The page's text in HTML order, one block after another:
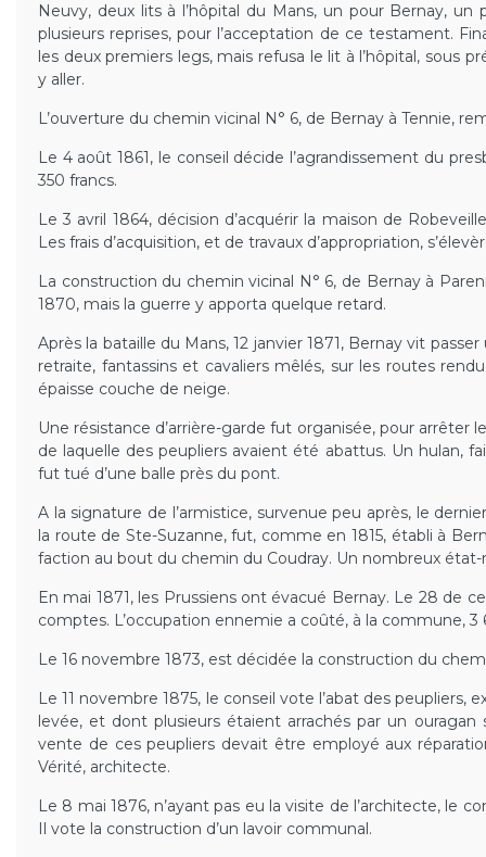
Neuvy, deux lits à l’hôpital du Mans, un pour Bernay, un
plusieurs reprises, pour l’acceptation de ce testament.
les deux premiers legs, mais refusa le lit à l’hôpital, sous
y aller.
L’ouverture du chemin vicinal N° 6, de Bernay à Tennie,
Le 4 août 1861, le conseil décide l’agrandissement du
350 francs.
Le 3 avril 1864, décision d’acquérir la maison de
Les frais d’acquisition, et de travaux d’appropriation,
La construction du chemin vicinal N° 6, de Bernay à
1870, mais la guerre y apporta quelque retard.
Après la bataille du Mans, 12 janvier 1871, Bernay vit
retraite, fantassins et cavaliers mêlés, sur les routes
épaisse couche de neige.
Une résistance d’arrière-garde fut organisée, pour arrêter
de laquelle des peupliers avaient été abattus. Un hulan,
fut tué d’une balle près du pont.
A la signature de l’armistice, survenue peu après, le
la route de Ste-Suzanne, fut, comme en 1815, établi à
faction au bout du chemin du Coudray. Un nombreux
En mai 1871, les Prussiens ont évacué Bernay. Le 28 de
comptes. L’occupation ennemie a coûté, à la commune, 3
Le 16 novembre 1873, est décidée la construction du
Le 11 novembre 1875, le conseil vote l’abat des peupliers,
levée, et dont plusieurs étaient arrachés par un
vente de ces peupliers devait être employé aux
Vérité, architecte.
Le 8 mai 1876, n’ayant pas eu la visite de l’architecte, le
Il vote la construction d’un lavoir communal.